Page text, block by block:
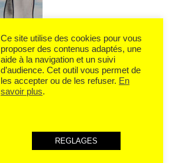
Ce site utilise des cookies pour vous
proposer des contenus adaptés, une
aide à la navigation et un suivi
d’audience. Cet outil vous permet de
les accepter ou de les refuser. En
savoir plus.
REGLAGES